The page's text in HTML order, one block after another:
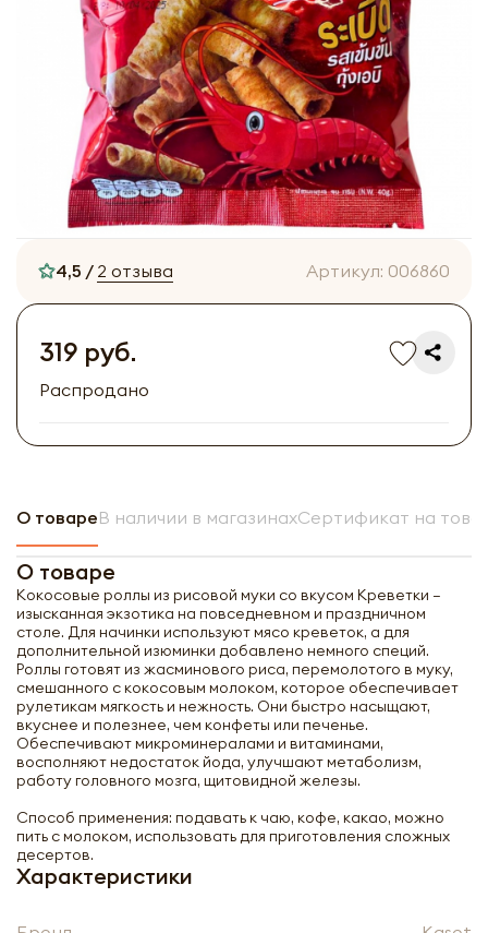
4,5 / 2 отзыва Артикул: 006860
319 руб.
Распродано
О товареВ наличии в магазинахСертификат на
О товаре
Кокосовые роллы из рисовой муки со вкусом Креветки –
изысканная экзотика на повседневном и праздничном
столе. Для начинки используют мясо креветок, а для
дополнительной изюминки добавлено немного специй.
Роллы готовят из жасминового риса, перемолотого в муку,
смешанного с кокосовым молоком, которое обеспечивает
рулетикам мягкость и нежность. Они быстро насыщают,
вкуснее и полезнее, чем конфеты или печенье.
Обеспечивают микроминералами и витаминами,
восполняют недостаток йода, улучшают метаболизм,
работу головного мозга, щитовидной железы.
Способ применения: подавать к чаю, кофе, какао, можно
пить с молоком, использовать для приготовления сложных
десертов.
Характеристики